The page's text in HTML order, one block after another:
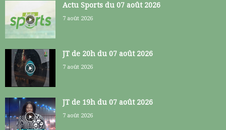
Actu Sports du 07 août 2026
7 août 2026
JT de 20h du 07 août 2026
7 août 2026
JT de 19h du 07 août 2026
7 août 2026